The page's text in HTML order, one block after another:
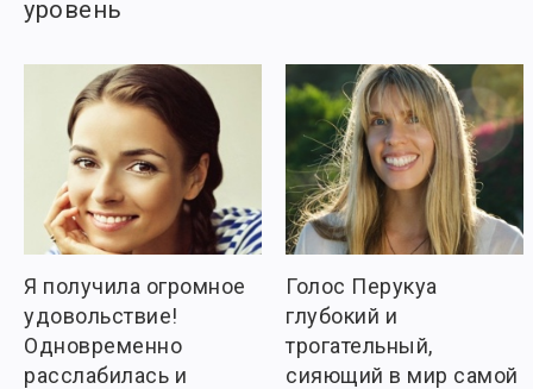
уровень
Я получила огромное
удовольствие!
Одновременно
расслабилась и
Голос Перукуа
глубокий и
трогательный,
сияющий в мир самой